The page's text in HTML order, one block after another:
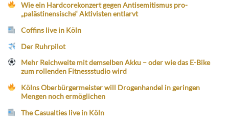
Wie ein Hardcorekonzert gegen Antisemitismus pro-
„palästinensische“ Aktivisten entlarvt
Coffins live in Köln
Der Ruhrpilot
Mehr Reichweite mit demselben Akku – oder wie das E-Bike
zum rollenden Fitnessstudio wird
Kölns Oberbürgermeister will Drogenhandel in geringen
Mengen noch ermöglichen
The Casualties live in Köln